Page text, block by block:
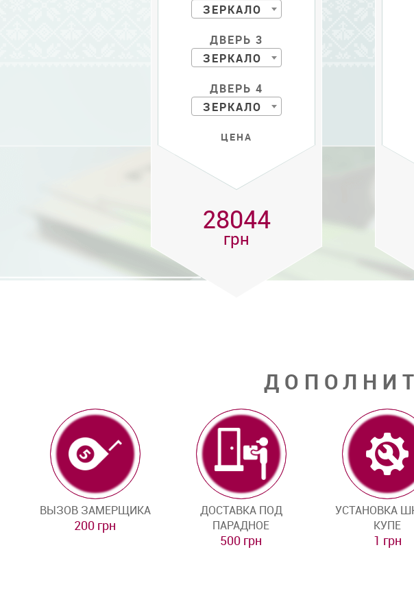
ЗЕРКАЛО
ДВЕРЬ 3
ЗЕРКАЛО
ДВЕРЬ 4
ЗЕРКАЛО
ЦЕНА
28044
грн
ВЫЗОВ ЗАМЕРЩИКА
200 грн
ДОСТАВКА ПОД
ПАРАДНОЕ
500 грн
УСТАНОВКА
КУПЕ
1 грн